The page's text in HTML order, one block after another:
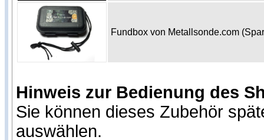
Fundbox von Metallsonde.com
Hinweis zur Bedienung des
Sie können dieses Zubehör
auswählen.